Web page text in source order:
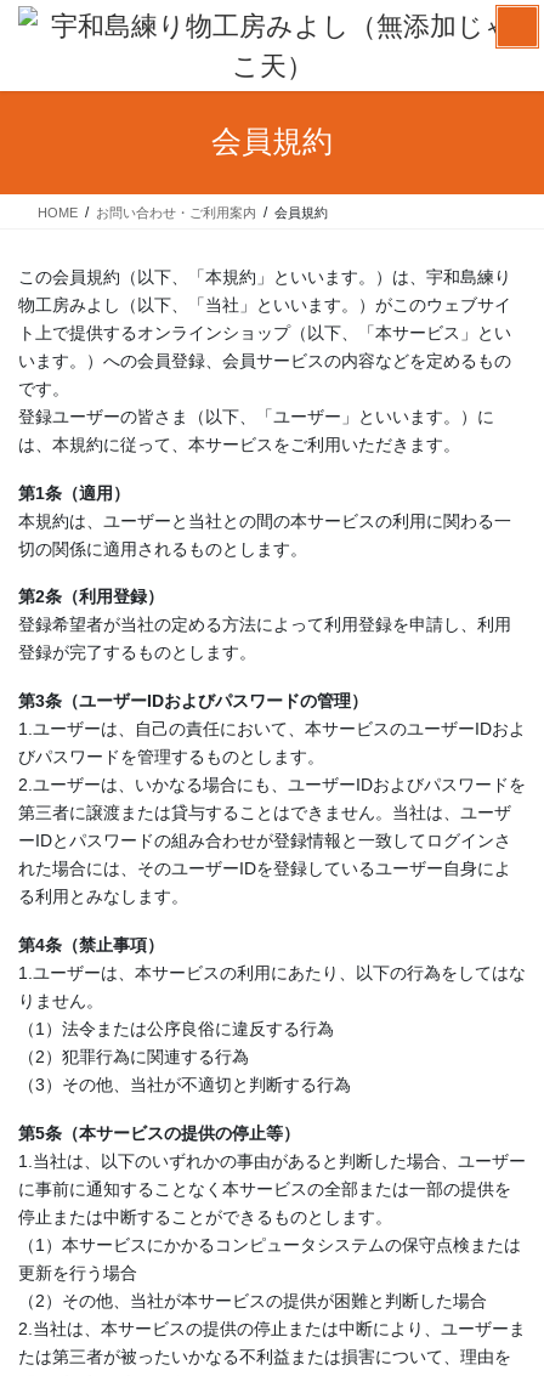
ン
ー
会員規約
HOME お問い合わせ・ご利用案内 会員規約
この会員規約（以下、「本規約」といいます。）は、宇和島練り
物工房みよし（以下、「当社」といいます。）がこのウェブサイ
ト上で提供するオンラインショップ（以下、「本サービス」とい
います。）への会員登録、会員サービスの内容などを定めるもの
です。
登録ユーザーの皆さま（以下、「ユーザー」といいます。）に
は、本規約に従って、本サービスをご利用いただきます。
第1条（適用）
本規約は、ユーザーと当社との間の本サービスの利用に関わる一
切の関係に適用されるものとします。
第2条（利用登録）
登録希望者が当社の定める方法によって利用登録を申請し、利用
登録が完了するものとします。
第3条（ユーザーIDおよびパスワードの管理）
1.ユーザーは、自己の責任において、本サービスのユーザーIDおよ
びパスワードを管理するものとします。
2.ユーザーは、いかなる場合にも、ユーザーIDおよびパスワードを
第三者に譲渡または貸与することはできません。当社は、ユーザ
ーIDとパスワードの組み合わせが登録情報と一致してログインさ
れた場合には、そのユーザーIDを登録しているユーザー自身によ
る利用とみなします。
第4条（禁止事項）
1.ユーザーは、本サービスの利用にあたり、以下の行為をしてはな
りません。
（1）法令または公序良俗に違反する行為
（2）犯罪行為に関連する行為
（3）その他、当社が不適切と判断する行為
第5条（本サービスの提供の停止等）
1.当社は、以下のいずれかの事由があると判断した場合、ユーザー
に事前に通知することなく本サービスの全部または一部の提供を
停止または中断することができるものとします。
（1）本サービスにかかるコンピュータシステムの保守点検または
更新を行う場合
（2）その他、当社が本サービスの提供が困難と判断した場合
2.当社は、本サービスの提供の停止または中断により、ユーザーま
たは第三者が被ったいかなる不利益または損害について、理由を